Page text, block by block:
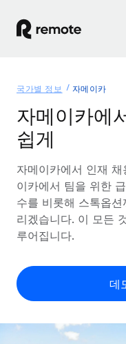
글로벌 고용
글로벌 급여
규정을 준수하며 급
기록상 고용주
법인 설립 비용 없이
솔루션
글로벌 서비스 제공
국가별 정보
국가별 글로벌 채용
미국 주별 정보
Remote와 다른
다른 업체들과 비교
리소스
도구 및 계산기
오분류 리스크 평
국가별 총 인건비 계
글로벌 계약직을 위
요금
한국어
English
Nederlands
국가별 정보 자메이카
자메이카에
쉽게
자메이카에서 인재
이카에서 팀을 위한
수를 비롯해 스톡옵
리겠습니다. 이 모든
루어집니다.
데